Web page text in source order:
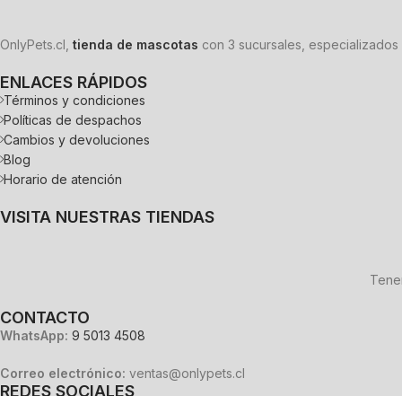
OnlyPets.cl, tienda de mascotas con 3 sucursales,
ENLACES RÁPIDOS
Términos y condiciones
Políticas de despachos
Cambios y devoluciones
Blog
Horario de atención
VISITA NUESTRAS TIENDAS
CONTACTO
WhatsApp: 9 5013 4508
Correo electrónico: ventas@onlypets.cl
REDES SOCIALES